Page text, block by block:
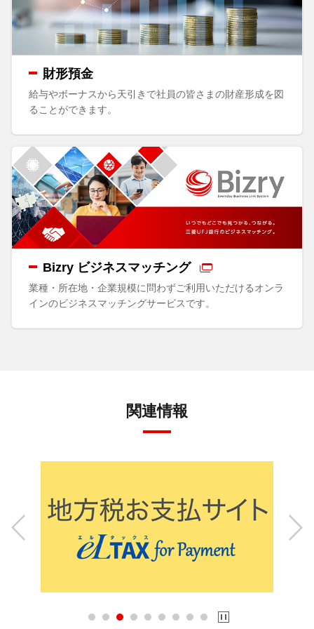
財形預金
給与やボーナスから天引きで社員の皆さまの財産形成を図
ることができます。
Bizry ビジネスマッチング
業種・所在地・企業規模に問わずご利用いただけるオンラ
インのビジネスマッチングサービスです。
関連情報